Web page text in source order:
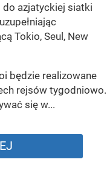
do azjatyckiej siatki
Tokio, Seul, New
będzie realizowane
rejsów tygodniowo.
się w...